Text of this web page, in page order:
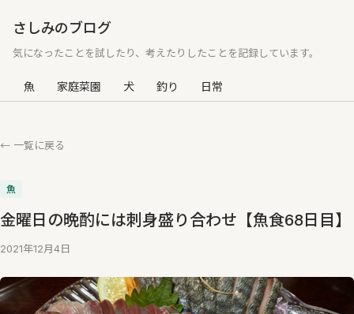
さしみのブログ
気になったことを試したり、考えたりしたことを記録しています。
魚 家庭菜園 犬 釣り 日常
← 一覧に戻る
魚
金曜日の晩酌には刺身盛り合わせ【魚食68日目】
2021年12月4日